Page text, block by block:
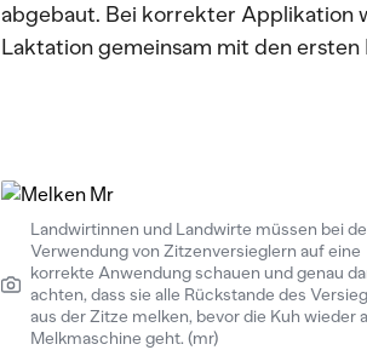
abgebaut. Bei korrekter Applikation
Laktation gemeinsam mit den
Landwirtinnen und Landwirte müssen bei
Verwendung von Zitzenversieglern auf eine
korrekte Anwendung schauen und genau
achten, dass sie alle Rückstande des
aus der Zitze melken, bevor die Kuh wieder
Melkmaschine geht. (mr)